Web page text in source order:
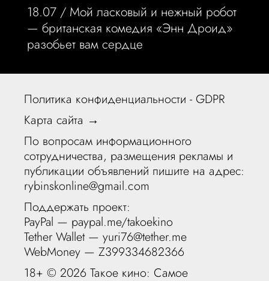
18.07 / Мой ласковый и нежный робот
— британская комедия «Энн Дроид»
разобьет вам сердце
Политика конфиденциальности - GDPR
Карта сайта →
По вопросам информационного
сотрудничества, размещения рекламы и
публикации объявлений пишите на адрес:
rybinskonline@gmail.com
Поддержать проект:
PayPal — paypal.me/takoekino
Tether Wallet — yuri76@tether.me
WebMoney — Z399334682366
18+ ©2026 Такое кино: Самое